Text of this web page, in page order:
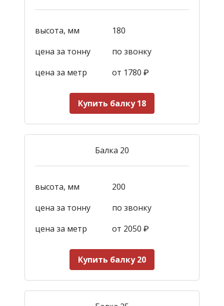
высота, мм
180
цена за тонну
по звонку
цена за метр
от 1780 ₽
Купить балку 18
Балка 20
высота, мм
200
цена за тонну
по звонку
цена за метр
от 2050 ₽
Купить балку 20